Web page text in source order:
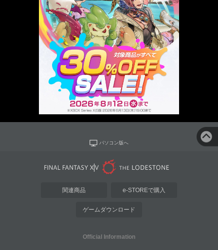
パソコン版へ
関連商品 e-STOREで購入
ゲームダウンロード
Official Information